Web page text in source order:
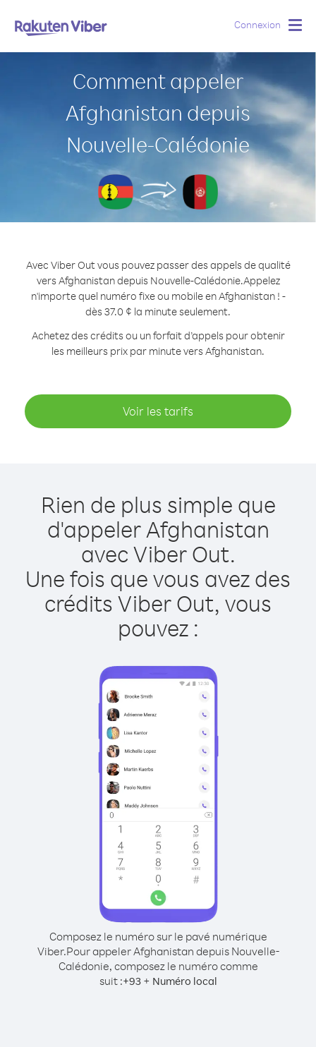
Connexion
Comment appeler
Afghanistan depuis
Nouvelle-Calédonie
Avec Viber Out vous pouvez passer des appels de qualité
vers Afghanistan depuis Nouvelle-Calédonie.Appelez
n'importe quel numéro fixe ou mobile en Afghanistan ! -
dès 37.0 ¢ la minute seulement.
Achetez des crédits ou un forfait d’appels pour obtenir
les meilleurs prix par minute vers Afghanistan.
Voir les tarifs
Rien de plus simple que
d'appeler Afghanistan
avec Viber Out.
Une fois que vous avez des
crédits Viber Out, vous
pouvez :
Composez le numéro sur le pavé numérique
Viber.Pour appeler Afghanistan depuis Nouvelle-
Calédonie, composez le numéro comme
suit :+93+ Numéro local